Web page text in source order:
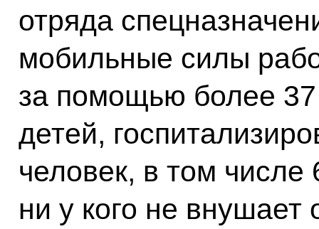
отряда
мобильные силы
за помощью более
детей,
человек, в том
ни у кого не